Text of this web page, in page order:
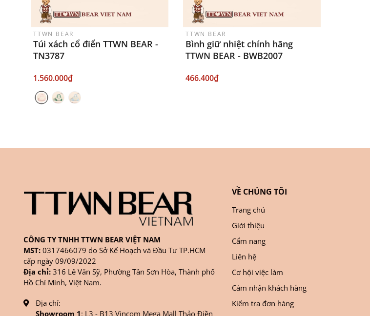
TTWN BEAR
Túi xách cổ điển TTWN BEAR -
TN3787
1.560.000₫
TTWN BEAR
Bình giữ nhiệt chính hãng
TTWN BEAR - BWB2007
466.400₫
CÔNG TY TNHH TTWN BEAR VIỆT NAM
MST: 0317466079 do Sở Kế Hoạch và Đầu Tư TP.HCM
cấp ngày 09/09/2022
Địa chỉ: 316 Lê Văn Sỹ, Phường Tân Sơn Hòa, Thành phố
Hồ Chí Minh, Việt Nam.
Địa chỉ:
Showroom 1: L3 - B13 Vincom Mega Mall Thảo Điền
VỀ CHÚNG TÔI
Trang chủ
Giới thiệu
Cẩm nang
Liên hệ
Cơ hội việc làm
Cảm nhận khách hàng
Kiểm tra đơn hàng